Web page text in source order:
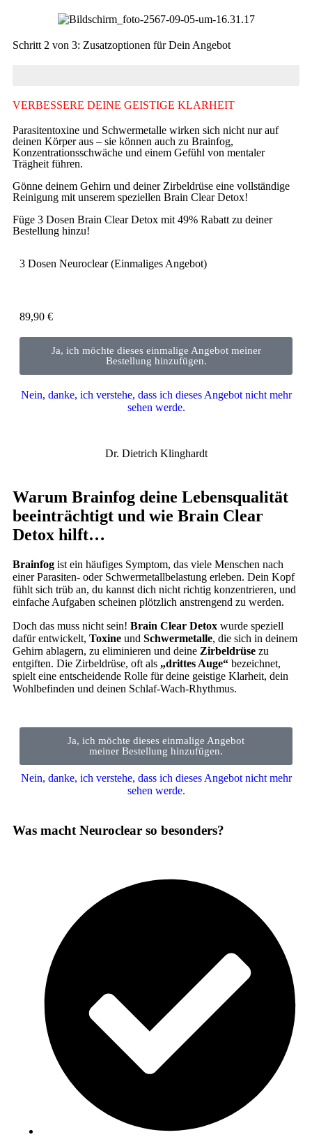
Schritt 2 von 3: Zusatzoptionen für Dein Angebot
VERBESSERE DEINE GEISTIGE KLARHEIT
Parasitentoxine und Schwermetalle wirken sich nicht nur auf
deinen Körper aus – sie können auch zu Brainfog,
Konzentrationsschwäche und einem Gefühl von mentaler
Trägheit führen.
Gönne deinem Gehirn und deiner Zirbeldrüse eine vollständige
Reinigung mit unserem speziellen Brain Clear Detox!
Füge 3 Dosen Brain Clear Detox mit 49% Rabatt zu deiner
Bestellung hinzu!
3 Dosen Neuroclear (Einmaliges Angebot)
89,90 €
Ja, ich möchte dieses einmalige Angebot meiner
Bestellung hinzufügen.
Nein, danke, ich verstehe, dass ich dieses Angebot nicht mehr
sehen werde.
Dr. Dietrich Klinghardt
Warum Brainfog deine Lebensqualität
beeinträchtigt und wie Brain Clear
Detox hilft…
Brainfog ist ein häufiges Symptom, das viele Menschen nach
einer Parasiten- oder Schwermetallbelastung erleben. Dein Kopf
fühlt sich trüb an, du kannst dich nicht richtig konzentrieren, und
einfache Aufgaben scheinen plötzlich anstrengend zu werden.
Doch das muss nicht sein! Brain Clear Detox wurde speziell
dafür entwickelt, Toxine und Schwermetalle, die sich in deinem
Gehirn ablagern, zu eliminieren und deine Zirbeldrüse zu
entgiften. Die Zirbeldrüse, oft als „drittes Auge“ bezeichnet,
spielt eine entscheidende Rolle für deine geistige Klarheit, dein
Wohlbefinden und deinen Schlaf-Wach-Rhythmus.
Ja, ich möchte dieses einmalige Angebot
meiner Bestellung hinzufügen.
Nein, danke, ich verstehe, dass ich dieses Angebot nicht mehr
sehen werde.
Was macht Neuroclear so besonders?